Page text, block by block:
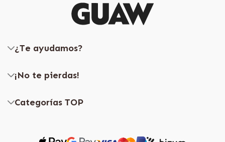
¿Te ayudamos?
¡No te pierdas!
Categorías TOP